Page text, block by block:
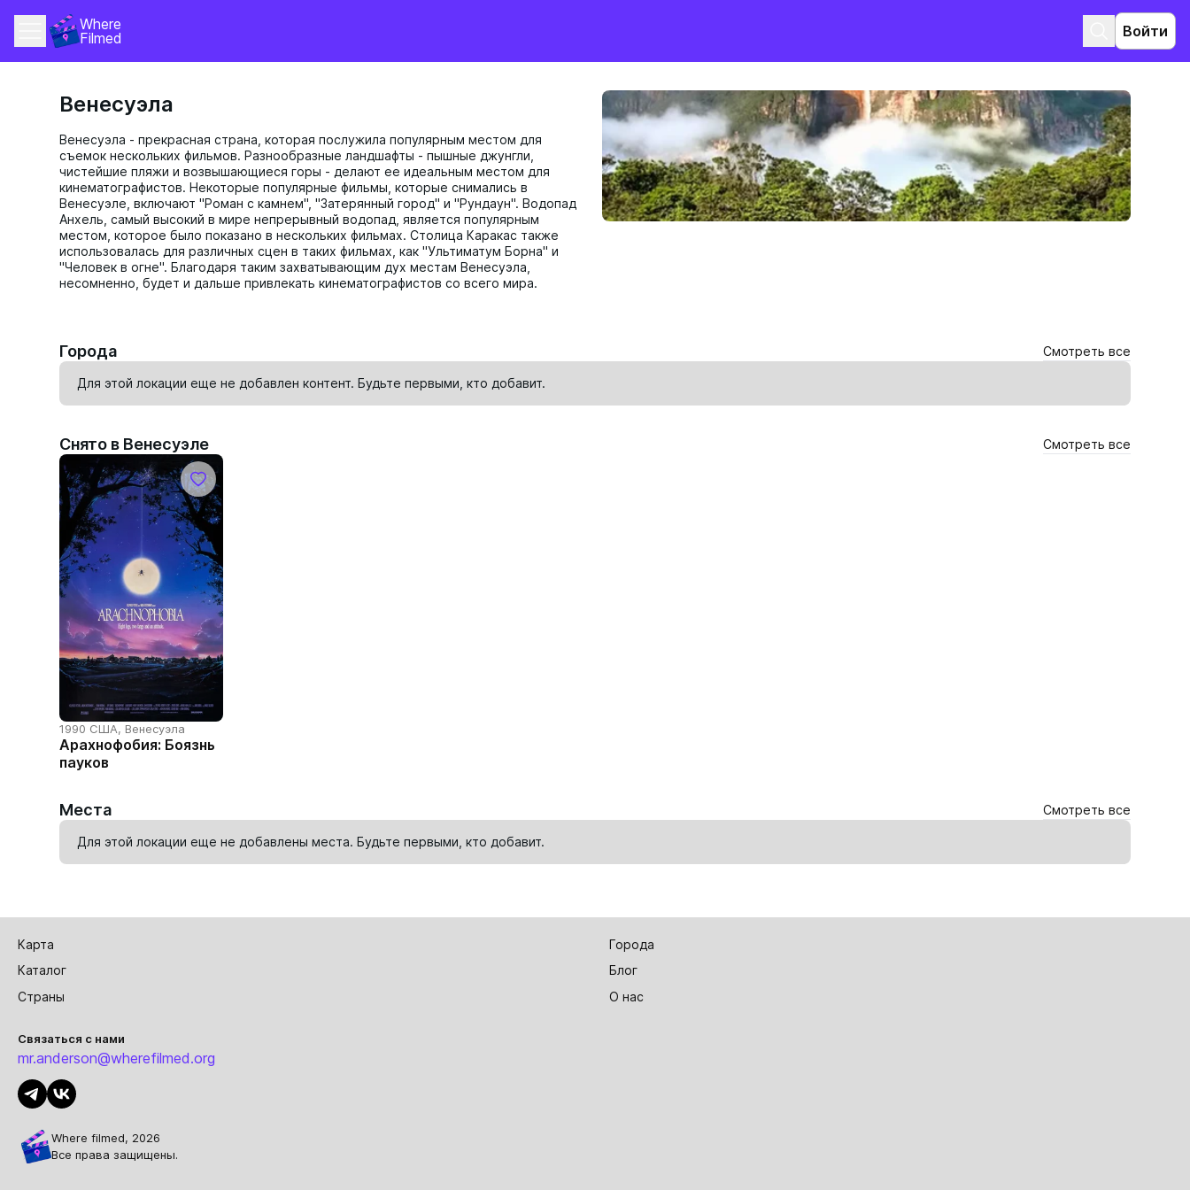
Where
Filmed
Войти
Венесуэла
Венесуэла - прекрасная страна, которая послужила популярным местом для
съемок нескольких фильмов. Разнообразные ландшафты - пышные джунгли,
чистейшие пляжи и возвышающиеся горы - делают ее идеальным местом для
кинематографистов. Некоторые популярные фильмы, которые снимались в
Венесуэле, включают "Роман с камнем", "Затерянный город" и "Рундаун". Водопад
Анхель, самый высокий в мире непрерывный водопад, является популярным
местом, которое было показано в нескольких фильмах. Столица Каракас также
использовалась для различных сцен в таких фильмах, как "Ультиматум Борна" и
"Человек в огне". Благодаря таким захватывающим дух местам Венесуэла,
несомненно, будет и дальше привлекать кинематографистов со всего мира.
Города Смотреть все
Для этой локации еще не добавлен контент. Будьте первыми, кто добавит.
Снято в Венесуэле Смотреть все
1990 США, Венесуэла
Арахнофобия: Боязнь
пауков
Места Смотреть все
Для этой локации еще не добавлены места. Будьте первыми, кто добавит.
Карта
Города
Каталог
Блог
Страны
О нас
Связаться с нами
mr.anderson@wherefilmed.org
Where filmed, 2026
Все права защищены.